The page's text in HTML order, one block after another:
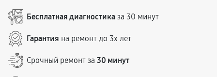
Бесплатная диагностика за 30 минут
Гарантия на ремонт до 3х лет
Срочный ремонт за 30 минут